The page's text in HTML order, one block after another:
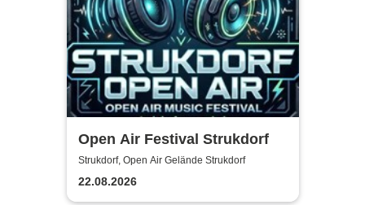
Open Air Festival Strukdorf
Strukdorf, Open Air Gelände Strukdorf
22.08.2026